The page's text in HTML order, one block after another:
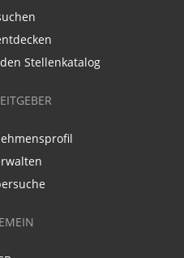
Stellenkatalog